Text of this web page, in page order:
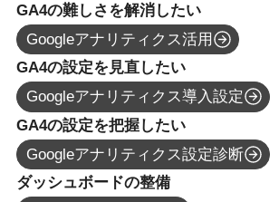
GA4の難しさを解消したい
Googleアナリティクス活用
GA4の設定を見直したい
Googleアナリティクス導入設定
GA4の設定を把握したい
Googleアナリティクス設定診断
ダッシュボードの整備